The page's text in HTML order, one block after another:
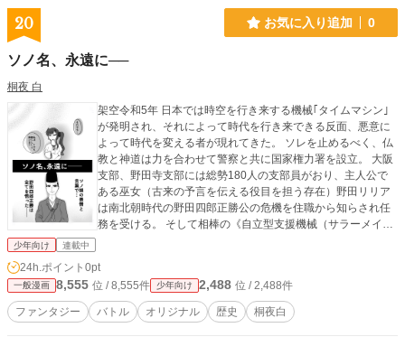
20 お気に入り追加 0
ソノ名、永遠に──
桐夜 白
架空令和5年 日本では時空を行き来する機械｢タイムマシン｣
が発明され、それによって時代を行き来できる反面、悪意に
よって時代を変える者が現れてきた。 ソレを止めるべく、仏
教と神道は力を合わせて警察と共に国家権力署を設立。 大阪
支部、野田寺支部には総勢180人の支部員がおり、主人公で
ある巫女（古来の予言を伝える役目を担う存在）野田リリア
は南北朝時代の野田四郎正勝公の危機を住職から知らされ任
務を受ける。 そして相棒の《自立型支援機械（サラーメイ
メカニック×歴史×ヒューマンドラマ ソノ名、永遠に── お
楽しみに！
少年向け 連載中
24h.ポイント 0pt
一般漫画 8,555 位 / 8,555件 少年向け 2,488 位 / 2,488件
ファンタジー バトル オリジナル 歴史 桐夜白